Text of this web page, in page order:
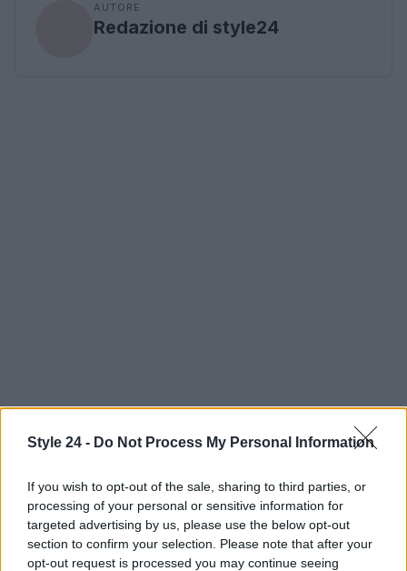
Style 24 - Do Not Process My Personal Information
If you wish to opt-out of the sale, sharing to third parties, or
processing of your personal or sensitive information for
targeted advertising by us, please use the below opt-out
section to confirm your selection. Please note that after your
opt-out request is processed you may continue seeing
AUTORE
Redazione di style24
Continua a leggere
BELLEZZA